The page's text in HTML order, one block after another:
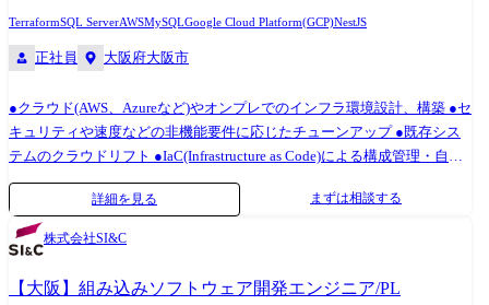
践し、そのノウハウを顧客に提供する仕事です。 コンサルティングにお
に新しい業務にチャレンジし、成長を実感できる業務です。
TerraformSQL ServerAWSMySQLGoogle Cloud Platform(GCP)NestJS
正社員 大阪府大阪市
●クラウド(AWS、Azureなど)やオンプレでのインフラ環境設計、構築 ●セ
キュリティや速度などの非機能要件に応じたチューンアップ ●既存シス
テムのクラウドリフト ●IaC(Infrastructure as Code)による構成管理・自動
化 など
詳細を見る まずは相談する
株式会社SI&C
【大阪】組み込みソフトウェア開発エンジニア/PL